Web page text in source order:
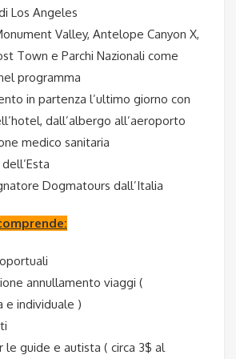
Los Angeles
Valley, Antelope Canyon X,
Town e Parchi Nazionali come
programma
in partenza l’ultimo giorno con
dall’albergo all’aeroporto
medico sanitaria
Dogmatours dall’Italia
annullamento viaggi (
e individuale )
le guide e autista ( circa 3$ al